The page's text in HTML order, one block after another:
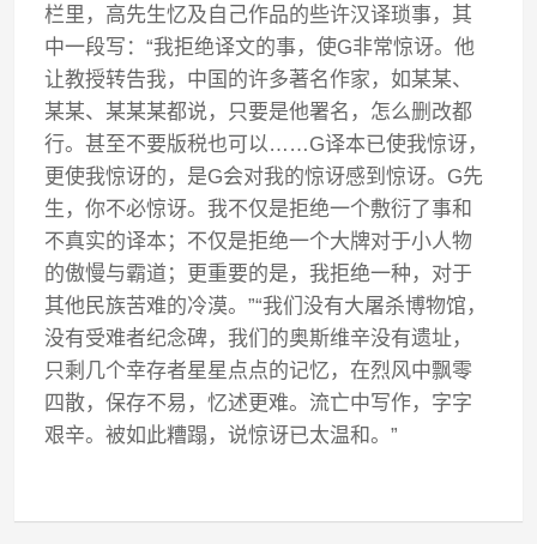
栏里，高先生忆及自己作品的些许汉译琐事，其
中一段写：“我拒绝译文的事，使G非常惊讶。他
让教授转告我，中国的许多著名作家，如某某、
某某、某某某都说，只要是他署名，怎么删改都
行。甚至不要版税也可以……G译本已使我惊讶，
更使我惊讶的，是G会对我的惊讶感到惊讶。G先
生，你不必惊讶。我不仅是拒绝一个敷衍了事和
不真实的译本；不仅是拒绝一个大牌对于小人物
的傲慢与霸道；更重要的是，我拒绝一种，对于
其他民族苦难的冷漠。”“我们没有大屠杀博物馆，
没有受难者纪念碑，我们的奥斯维辛没有遗址，
只剩几个幸存者星星点点的记忆，在烈风中飘零
四散，保存不易，忆述更难。流亡中写作，字字
艰辛。被如此糟蹋，说惊讶已太温和。”